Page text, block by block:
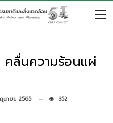
ลื่นความร้อนแผ่
นายน 2565 352